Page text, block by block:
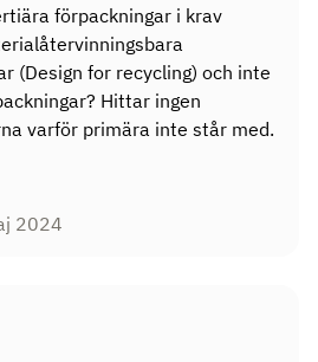
förpackningar i krav
(Design for recycling) och inte
Hittar ingen
varför primära inte står med.
2024